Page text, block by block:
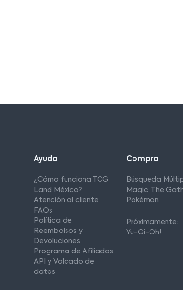
Ayuda
¿Cómo funciona TCG
Land México?
Atención al cliente
FAQs
Política de
Reembolsos y
Devoluciones
Programa de Afiliados
API y Volcado de
datos
Compra
Búsqueda
Magic: The
Pokémon
Próximamente:
Yu-Gi-Oh!